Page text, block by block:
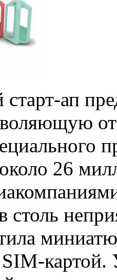
ап
26
столь
картой.